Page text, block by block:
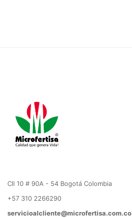
Cll 10 # 90A - 54 Bogotá Colombia
+57 310 2266290
servicioalcliente@microfertisa.com.co